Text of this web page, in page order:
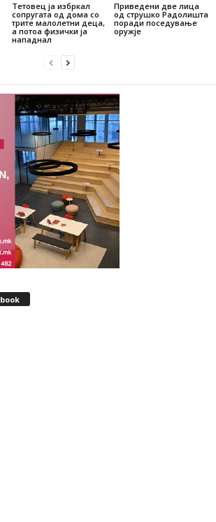
Тетовец ја избркал
сопругата од дома со
трите малолетни деца,
а потоа физички ја
нападнал
Приведени две лица
од струшко Радолишта
поради поседување
оружје